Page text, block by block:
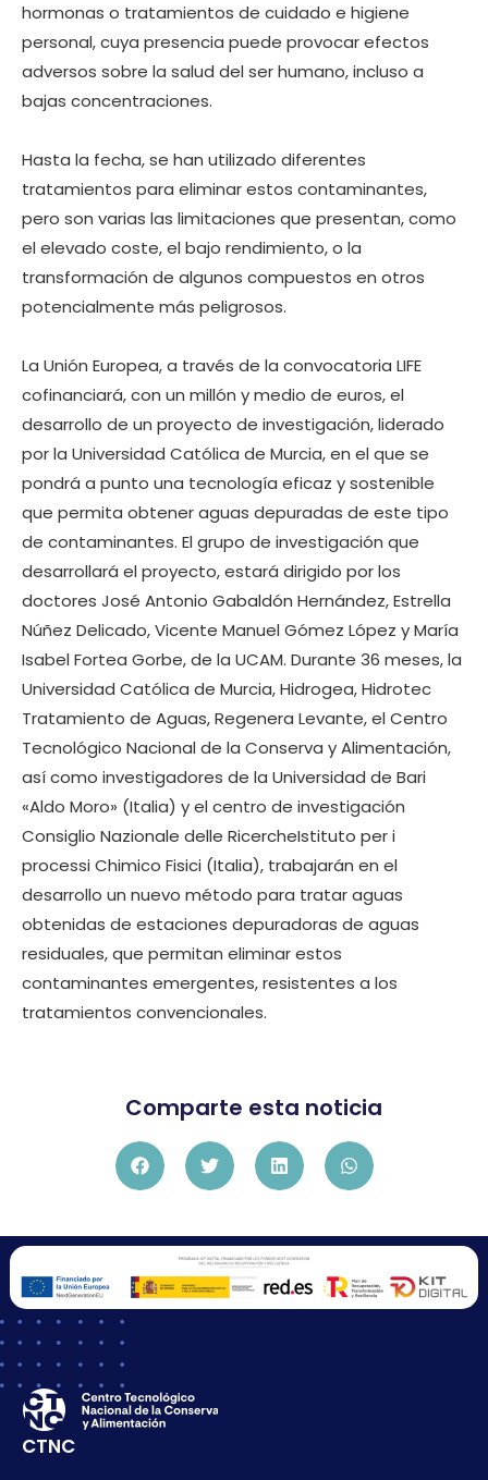
hormonas o tratamientos de cuidado e higiene
personal, cuya presencia puede provocar efectos
adversos sobre la salud del ser humano, incluso a
bajas concentraciones.
Hasta la fecha, se han utilizado diferentes
tratamientos para eliminar estos contaminantes,
pero son varias las limitaciones que presentan, como
el elevado coste, el bajo rendimiento, o la
transformación de algunos compuestos en otros
potencialmente más peligrosos.
La Unión Europea, a través de la convocatoria LIFE
cofinanciará, con un millón y medio de euros, el
desarrollo de un proyecto de investigación, liderado
por la Universidad Católica de Murcia, en el que se
pondrá a punto una tecnología eficaz y sostenible
que permita obtener aguas depuradas de este tipo
de contaminantes. El grupo de investigación que
desarrollará el proyecto, estará dirigido por los
doctores José Antonio Gabaldón Hernández, Estrella
Núñez Delicado, Vicente Manuel Gómez López y María
Isabel Fortea Gorbe, de la UCAM. Durante 36 meses, la
Universidad Católica de Murcia, Hidrogea, Hidrotec
Tratamiento de Aguas, Regenera Levante, el Centro
Tecnológico Nacional de la Conserva y Alimentación,
así como investigadores de la Universidad de Bari
«Aldo Moro» (Italia) y el centro de investigación
Consiglio Nazionale delle RicercheIstituto per i
processi Chimico Fisici (Italia), trabajarán en el
desarrollo un nuevo método para tratar aguas
obtenidas de estaciones depuradoras de aguas
residuales, que permitan eliminar estos
contaminantes emergentes, resistentes a los
tratamientos convencionales.
Comparte esta noticia
CTNC